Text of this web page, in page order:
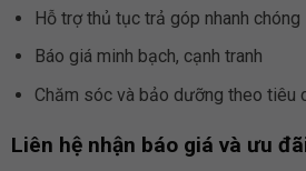
Hỗ trợ thủ tục trả góp nhanh chóng
Báo giá minh bạch, cạnh tranh
Chăm sóc và bảo dưỡng theo tiêu
Liên hệ nhận báo giá và ưu